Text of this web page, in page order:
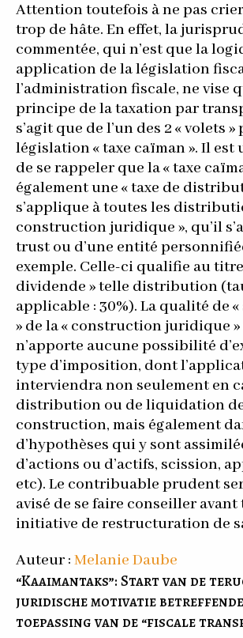
Attention toutefois à ne pas
trop de hâte. En effet, la
commentée, qui n’est que la
application de la législation
l’administration fiscale, ne vise
principe de la taxation par
s’agit que de l’un des 2 « volets
législation « taxe caïman ». Il est
de se rappeler que la « taxe
également une « taxe de
s’applique à toutes les
construction juridique », qu’il
trust ou d’une entité
exemple. Celle-ci qualifie au
dividende » telle distribution
applicable : 30%). La qualité de
» de la « construction juridique
n’apporte aucune possibilité
type d’imposition, dont
interviendra non seulement en
distribution ou de liquidation
construction, mais également
d’hypothèses qui y sont
d’actions ou d’actifs, scission,
etc). Le contribuable prudent
avisé de se faire conseiller avant
initiative de restructuration de
Auteur : Melanie Daube
“Kaaimantaks”: Start van de
juridische motivatie
toepassing van de “fiscale